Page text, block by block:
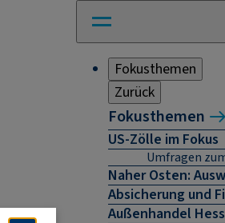
Fokusthemen
Zurück
Fokusthemen
US-Zölle im Fokus
Umfragen
Naher Osten:
Absicherung und
Außenhandel